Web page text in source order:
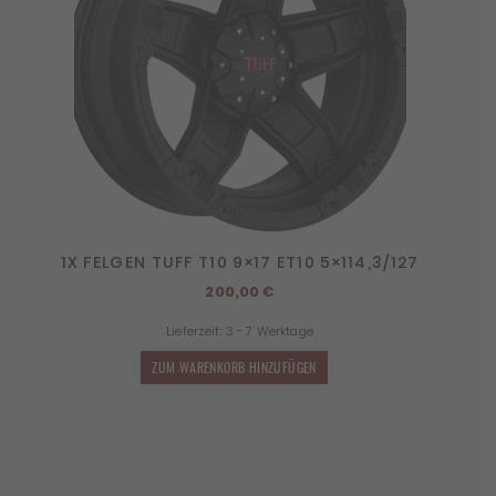
1X FELGEN TUFF T10 9×17 ET10 5×114,3/127
200,00€
Lieferzeit: 3 - 7 Werktage
ZUM WARENKORB HINZUFÜGEN